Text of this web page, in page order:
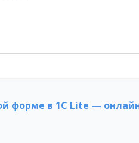
форме в 1С Lite —